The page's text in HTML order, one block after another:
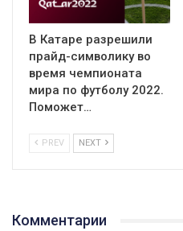
В Катаре разрешили
прайд-символику во
время чемпионата
мира по футболу 2022.
Поможет…
PREV NEXT
Комментарии